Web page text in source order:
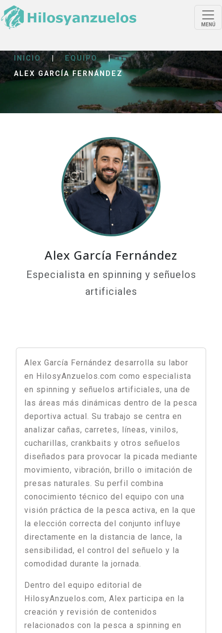
MENÚ
INICIO EQUIPO
|
ALEX GARCÍA FERNÁNDEZ
Alex García Fernández
Especialista en spinning y señuelos
artificiales
Alex García Fernández desarrolla su labor
en HilosyAnzuelos.com como especialista
en spinning y señuelos artificiales, una de
las áreas más dinámicas dentro de la pesca
deportiva actual. Su trabajo se centra en
analizar cañas, carretes, líneas, vinilos,
cucharillas, crankbaits y otros señuelos
diseñados para provocar la picada mediante
movimiento, vibración, brillo o imitación de
presas naturales. Su perfil combina
conocimiento técnico del equipo con una
visión práctica de la pesca activa, en la que
la elección correcta del conjunto influye
directamente en la distancia de lance, la
sensibilidad, el control del señuelo y la
comodidad durante la jornada.
Dentro del equipo editorial de
HilosyAnzuelos.com, Alex participa en la
creación y revisión de contenidos
relacionados con la pesca a spinning en